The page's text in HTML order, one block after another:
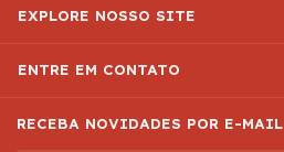
EXPLORE NOSSO SITE
ENTRE EM CONTATO
RECEBA NOVIDADES POR E-MAIL